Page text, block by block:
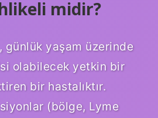
midir?
yaşam üzerinde
olabilecek yetkin bir
bir hastalıktır.
(bölge, Lyme